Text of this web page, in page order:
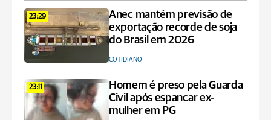
23:29
Anec mantém previsão de
exportação recorde de soja
do Brasil em 2026
COTIDIANO
23:11
Homem é preso pela Guarda
Civil após espancar ex-
mulher em PG